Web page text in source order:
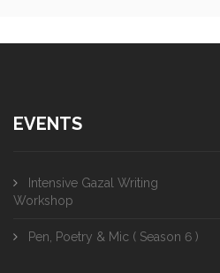
EVENTS
Intensive Gazal Writing
Workshop
Pen, Poetry & Mic ( Season 6 )